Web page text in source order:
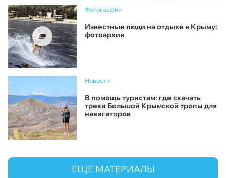
Фотографии
Известные люди на отдыхе в Крыму:
фотоархив
Новости
В помощь туристам: где скачать
треки Большой Крымской тропы для
навигаторов
ЕЩЕ МАТЕРИАЛЫ